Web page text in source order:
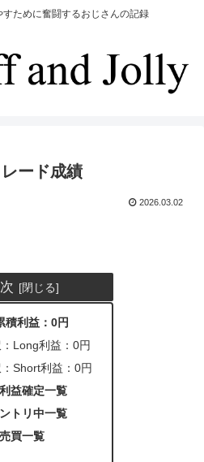
ために奮闘するおじさんの記録
ード成績
2026.03.02
積利益：0円
Long利益：0円
Short利益：0円
益確定一覧
トリ中一覧
買一覧